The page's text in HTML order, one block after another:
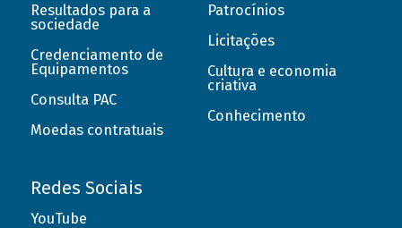
Resultados para a
sociedade
Credenciamento de
Equipamentos
Consulta PAC
Moedas contratuais
Patrocínios
Licitações
Cultura e economia
criativa
Conhecimento
Redes Sociais
YouTube